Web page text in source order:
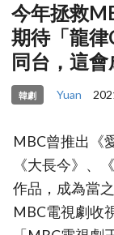
今年拯救
期待「龍律
同台，這會
韓劇 Yuan
MBC曾推出《
《大長今》、
作品，成為當
MBC電視劇收